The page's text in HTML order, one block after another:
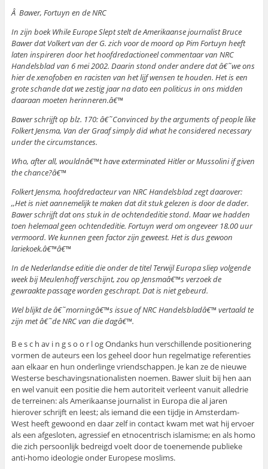
Â Bawer, Fortuyn en de NRC
In zijn boek While Europe Slept stelt de Amerikaanse journalist Bruce
Bawer dat Volkert van der G. zich voor de moord op Pim Fortuyn heeft
laten inspireren door het hoofdredactioneel commentaar van NRC
Handelsblad van 6 mei 2002. Daarin stond onder andere dat â€˜we ons
hier de xenofoben en racisten van het lijf wensen te houden. Het is een
grote schande dat we zestig jaar na dato een politicus in ons midden
daaraan moeten herinneren.â€™
Bawer schrijft op blz. 170: â€˜Convinced by the arguments of people like
Folkert Jensma, Van der Graaf simply did what he considered necessary
under the circumstances.
Who, after all, wouldnâ€™t have exterminated Hitler or Mussolini if given
the chance?â€™
Folkert Jensma, hoofdredacteur van NRC Handelsblad zegt daarover:
,,Het is niet aannemelijk te maken dat dit stuk gelezen is door de dader.
Bawer schrijft dat ons stuk in de ochtendeditie stond. Maar we hadden
toen helemaal geen ochtendeditie. Fortuyn werd om ongeveer 18.00 uur
vermoord. We kunnen geen factor zijn geweest. Het is dus gewoon
lariekoek.â€™â€™
In de Nederlandse editie die onder de titel Terwijl Europa sliep volgende
week bij Meulenhoff verschijnt, zou op Jensmaâ€™s verzoek de
gewraakte passage worden geschrapt. Dat is niet gebeurd.
Wel blijkt de â€˜morningâ€™s issue of NRC Handelsbladâ€™ vertaald te
zijn met â€˜de NRC van die dagâ€™.
B e s c h av i n g s o o r l og Ondanks hun verschillende positionering
vormen de auteurs een los geheel door hun regelmatige referenties
aan elkaar en hun onderlinge vriendschappen. Je kan ze de nieuwe
Westerse beschavingsnationalisten noemen. Bawer sluit bij hen aan
en wel vanuit een positie die hem autoriteit verleent vanuit alledrie
de terreinen: als Amerikaanse journalist in Europa die al jaren
hierover schrijft en leest; als iemand die een tijdje in Amsterdam-
West heeft gewoond en daar zelf in contact kwam met wat hij ervoer
als een afgesloten, agressief en etnocentrisch islamisme; en als homo
die zich persoonlijk bedreigd voelt door de toenemende publieke
anti-homo ideologie onder Europese moslims.